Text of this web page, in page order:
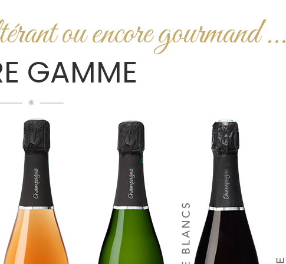
ou encore gourmand ...
GAMME